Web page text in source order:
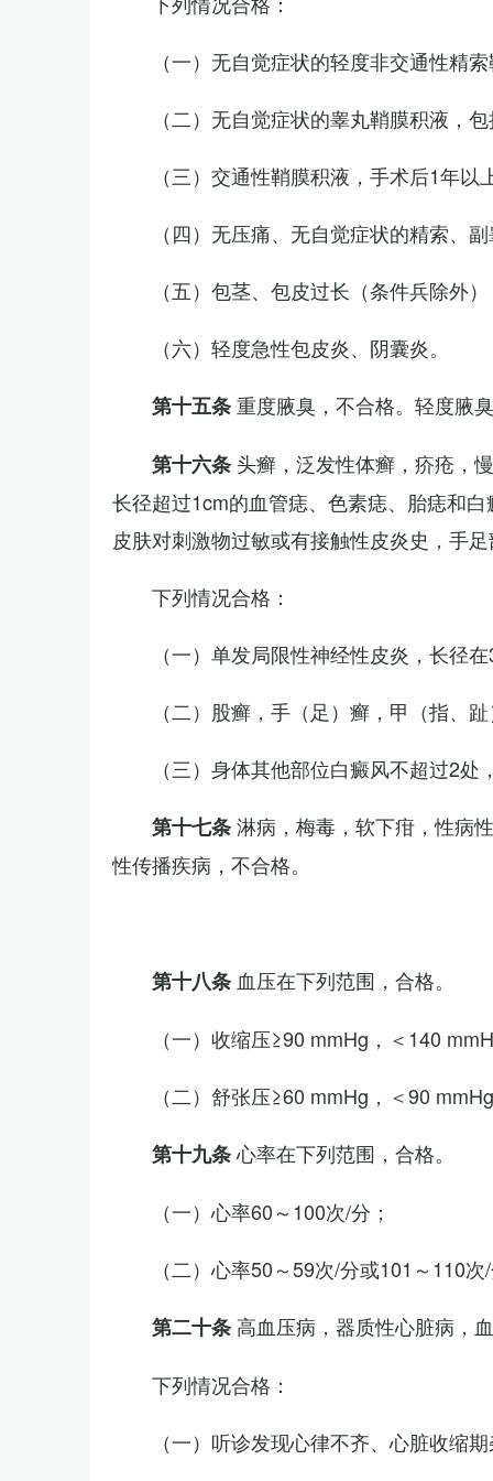
（一）无自觉症状的轻度非交通性精
（二）无自觉症状的睾丸鞘膜积液，
（三）交通性鞘膜积液，手术后1年
（四）无压痛、无自觉症状的精索、
（五）包茎、包皮过长（条件兵除外
（六）轻度急性包皮炎、阴囊炎。
第十五条重度腋臭，不合格。轻度腋
第十六条 头癣，泛发性体癣，疥疮，
长径超过1cm的血管痣、色素痣、胎痣和
皮肤对刺激物过敏或有接触性皮炎史，手
下列情况合格：
（一）单发局限性神经性皮炎，长径
（二）股癣，手（足）癣，甲（指、
（三）身体其他部位白癜风不超过2
第十七条淋病，梅毒，软下疳，性病
性传播疾病，不合格。
第十八条 血压在下列范围，合格。
（一）收缩压≥90 mmHg，＜140
（二）舒张压≥60 mmHg，＜90
第十九条心率在下列范围，合格。
（一）心率60～100次/分；
（二）心率50～59次/分或101～110
第二十条 高血压病，器质性心脏病，
下列情况合格：
（一）听诊发现心律不齐、心脏收缩